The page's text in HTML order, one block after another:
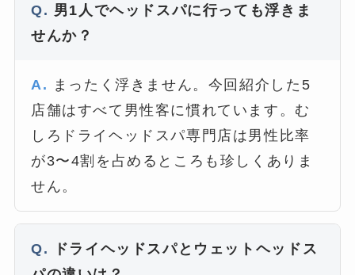
男1人でヘッドスパに行っても浮きま
せんか？
まったく浮きません。今回紹介した5
店舗はすべて男性客に慣れています。む
しろドライヘッドスパ専門店は男性比率
が3〜4割を占めるところも珍しくありま
せん。
ドライヘッドスパとウェットヘッドス